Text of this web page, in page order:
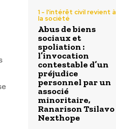
1 - l'intérêt civil revient à
la société
Abus de biens
sociaux et
spoliation :
l’invocation
contestable d’un
préjudice
personnel par un
associé
minoritaire,
Ranarison Tsilavo
Nexthope